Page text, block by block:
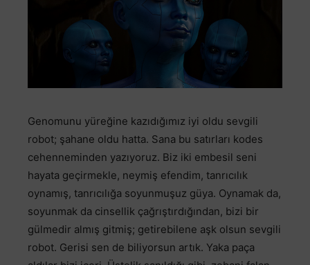
Genomunu yüreğine kazıdığımız iyi oldu sevgili
robot; şahane oldu hatta. Sana bu satırları kodes
cehenneminden yazıyoruz. Biz iki embesil seni
hayata geçirmekle, neymiş efendim, tanrıcılık
oynamış, tanrıcılığa soyunmuşuz güya. Oynamak da,
soyunmak da cinsellik çağrıştırdığından, bizi bir
gülmedir almış gitmiş; getirebilene aşk olsun sevgili
robot. Gerisi sen de biliyorsun artık. Yaka paça